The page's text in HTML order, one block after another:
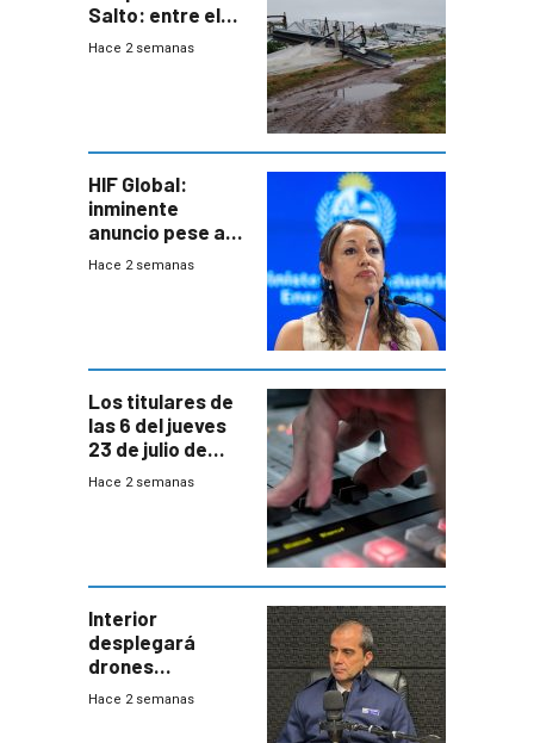
Salto: entre el
impacto
Hace 2 semanas
HIF Global:
inminente
anuncio pese a
declaración de
gobierno
Hace 2 semanas
Los titulares de
las 6 del jueves
23 de julio de
2026
Hace 2 semanas
Interior
desplegará
drones
autónomos para
Hace 2 semanas